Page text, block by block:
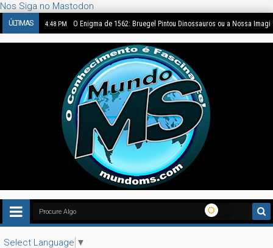
Nos Siga no Mastodon
ÚLTIMAS 4:48 PM O Enigma de 1562: Bruegel Pintou Dinossauros ou a Nossa
Select Language ▼